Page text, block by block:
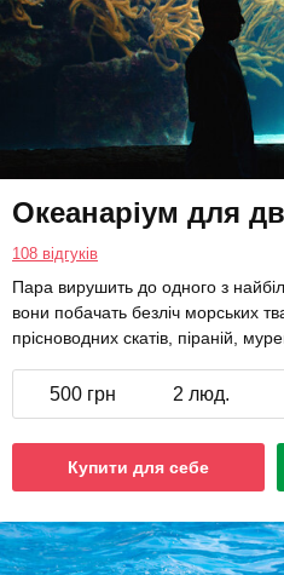
Океанаріум для
108 відгуків
Пара вирушить до одного з
вони побачать безліч морських
прісноводних скатів, піраній,
500 грн 2 люд.
Купити для себе